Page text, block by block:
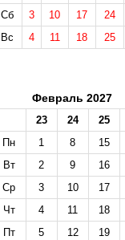
Сб
3 10 17
24
Вс
4 11 18 25
Февраль 2027
23 24
25
Пн
1 8
15
Вт
2 9
16
Ср
3 10
17
Чт
4 11
18
Пт
5 12
19